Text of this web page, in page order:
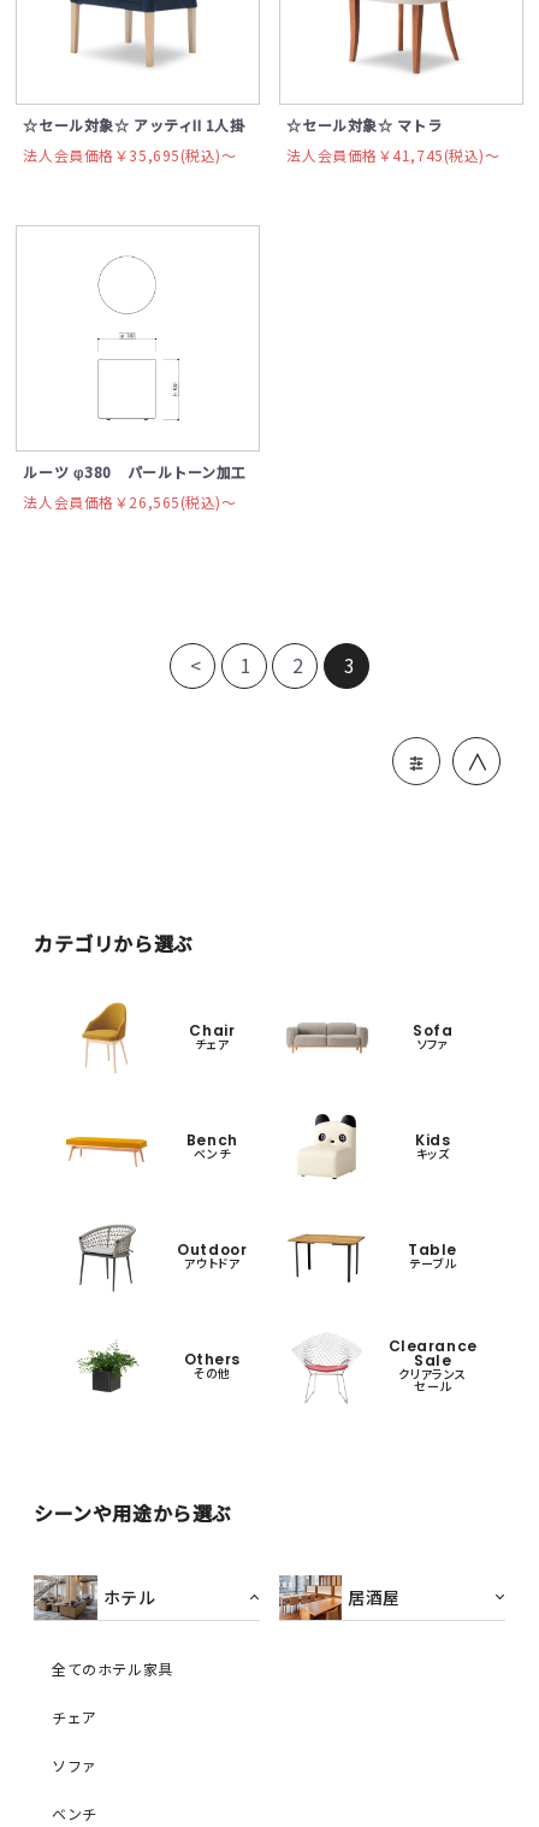
☆セール対象☆ アッティII 1人掛
法人会員価格￥35,695(税込)〜
☆セール対象☆ マトラ
法人会員価格￥41,745(税込)〜
ルーツ φ380 パールトーン加工
法人会員価格￥26,565(税込)〜
< 1 2 3
＞
カテゴリから選ぶ
Chair
チェア
Sofa
ソファ
Bench
ベンチ
Kids
キッズ
Outdoor
アウトドア
Table
テーブル
Others
その他
Clearance
Sale
クリアランス
セール
シーンや用途から選ぶ
ホテル
全てのホテル家具
チェア
ソファ
ベンチ
居酒屋